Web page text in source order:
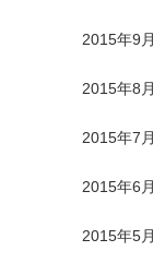
2015年9月
2015年8月
2015年7月
2015年6月
2015年5月